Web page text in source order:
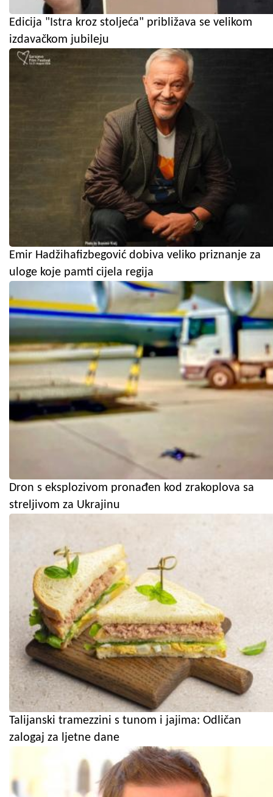
Edicija "Istra kroz stoljeća" približava se velikom
izdavačkom jubileju
Emir Hadžihafizbegović dobiva veliko priznanje za
uloge koje pamti cijela regija
Dron s eksplozivom pronađen kod zrakoplova sa
streljivom za Ukrajinu
Talijanski tramezzini s tunom i jajima: Odličan
zalogaj za ljetne dane